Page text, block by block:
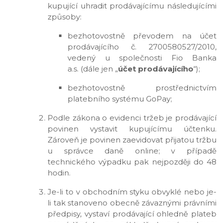
kupující uhradit prodávajícímu následujícími
způsoby:
bezhotovostně převodem na účet
prodávajícího č. 2700580527/2010,
vedený u společnosti Fio Banka
a.s. (dále jen „účet prodávajícího“);
bezhotovostně prostřednictvím
platebního systému GoPay;
Podle zákona o evidenci tržeb je prodávající
povinen vystavit kupujícímu účtenku.
Zároveň je povinen zaevidovat přijatou tržbu
u správce daně online; v případě
technického výpadku pak nejpozději do 48
hodin.
Je-li to v obchodním styku obvyklé nebo je-
li tak stanoveno obecně závaznými právními
předpisy, vystaví prodávající ohledně plateb